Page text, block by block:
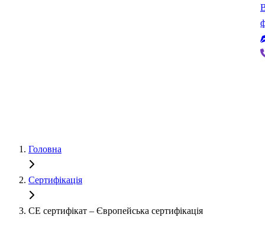
Головна
Сертифікація
CE сертифікат – Європейська сертифікація